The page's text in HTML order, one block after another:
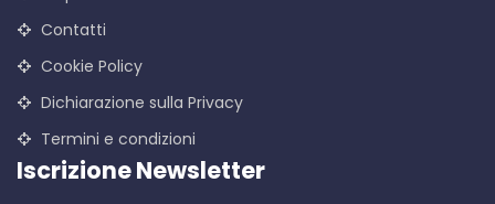
Contatti
Cookie Policy
Dichiarazione sulla Privacy
Termini e condizioni
Iscrizione Newsletter